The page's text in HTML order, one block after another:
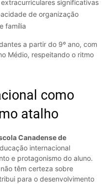
significativas
de organização
família
a partir do 9º ano, com
Médio, respeitando o ritmo
como
atalho
Canadense de
internacional
e protagonismo do aluno.
têm certeza sobre
para o desenvolvimento